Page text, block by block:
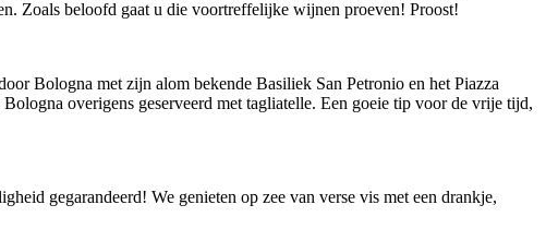
Zoals beloofd gaat u die voortreffelijke wijnen proeven! Proost!
Bologna met zijn alom bekende Basiliek San Petronio en het Piazza
overigens geserveerd met tagliatelle. Een goeie tip voor de vrije tijd,
gegarandeerd! We genieten op zee van verse vis met een drankje,